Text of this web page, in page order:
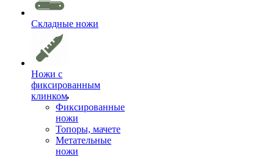
Складные ножи
Ножи с
фиксированным
клинком
Фиксированные
ножи
Топоры, мачете
Метательные
ножи